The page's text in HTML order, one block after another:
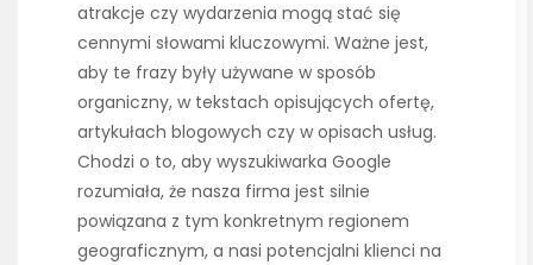
atrakcje czy wydarzenia mogą stać się
cennymi słowami kluczowymi. Ważne jest,
aby te frazy były używane w sposób
organiczny, w tekstach opisujących ofertę,
artykułach blogowych czy w opisach usług.
Chodzi o to, aby wyszukiwarka Google
rozumiała, że nasza firma jest silnie
powiązana z tym konkretnym regionem
geograficznym, a nasi potencjalni klienci na